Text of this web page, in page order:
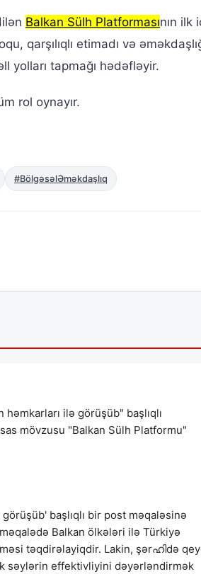
Balkan Sülh Platformasının ilk
qarşılıqlı etimadı və
yolları tapmağı hədəfləyir.
rol oynayır.
#BölgəsəlƏməkdaşlıq
ilə görüşüb" başlıqlı
mövzusu "Balkan Sülh Platformu"
başlıqlı bir post məqaləsinə
Balkan ölkələri ilə Türkiyə
təqdirəlayiqdir. Lakin, şərഹിdə
səylərin effektivliyini dəyərləndirmək